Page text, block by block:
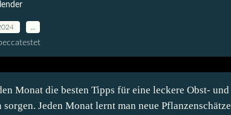
Monat die besten Tipps für eine leckere Obst- und
Jeden Monat lernt man neue Pflanzenschätze